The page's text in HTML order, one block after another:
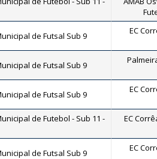
de Futsal Sub 9 EC
de Futsal Sub 9
de Futsal Sub 9 EC
de Futebol - Sub 11 -
EC
de Futsal Sub 9 EC